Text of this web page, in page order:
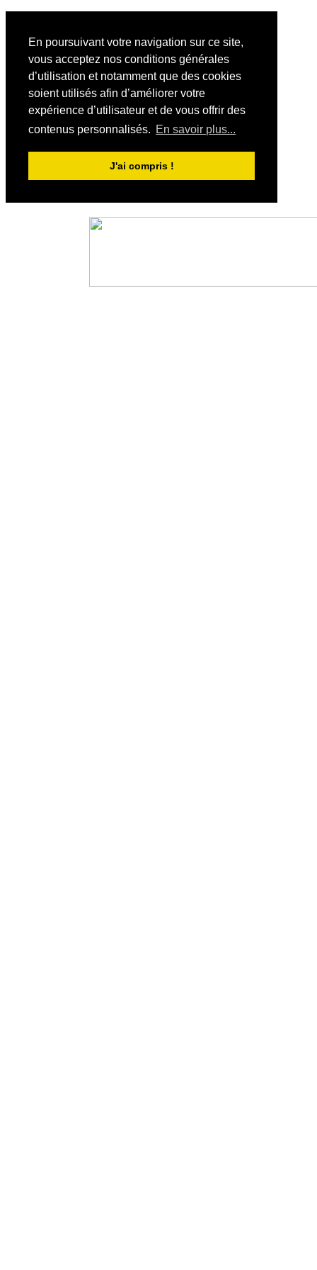
En poursuivant votre navigation sur ce site,
vous acceptez nos conditions générales
d’utilisation et notamment que des cookies
soient utilisés afin d’améliorer votre
expérience d’utilisateur et de vous offrir des
contenus personnalisés. En savoir plus...
J'ai compris !